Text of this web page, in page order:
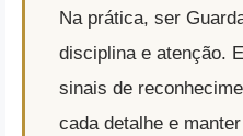
Na prática, ser
disciplina e atenção.
sinais de
cada detalhe e